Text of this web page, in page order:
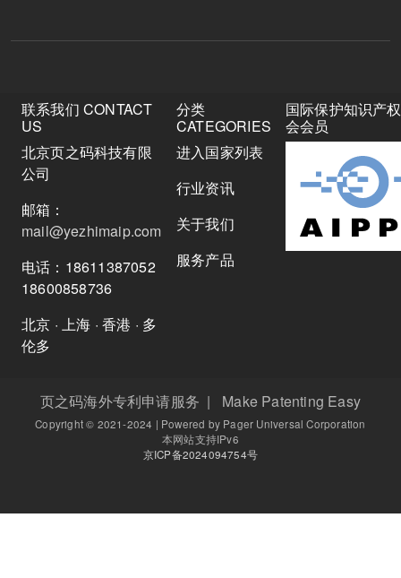
联系我们 CONTACT
US
北京页之码科技有限
公司
邮箱：
mail@yezhimaip.com
电话：18611387052
18600858736
北京 · 上海 · 香港 · 多
伦多
分类
CATEGORIES
进入国家列表
行业资讯
关于我们
服务产品
国际保护知识产
会会员
页之码海外专利申请服务 | Make Patenting Easy
Copyright © 2021-2024 | Powered by Pager Universal Corporation
本网站支持IPv6
京ICP备2024094754号